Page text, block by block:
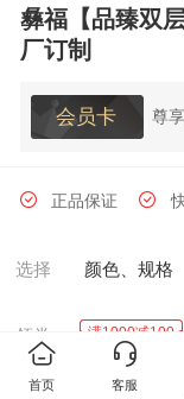
彝福【品臻双
厂订制
会员卡
尊
正品保证
选择 颜色、规格
领券 满1000减100
首页 客服